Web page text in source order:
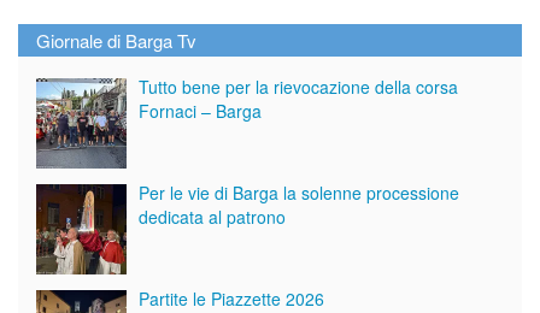
Giornale di Barga Tv
Tutto bene per la rievocazione della corsa
Fornaci – Barga
Per le vie di Barga la solenne processione
dedicata al patrono
Partite le Piazzette 2026